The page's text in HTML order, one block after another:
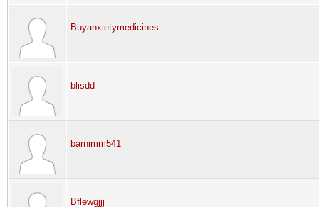
Buyanxietymedicines
blisdd
barnimm541
Bflewgjjj